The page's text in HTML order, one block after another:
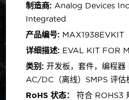
制造商: Analog Devices
Integrated
产品编号: MAX1938EVKIT
详细描述: EVAL KIT FOR
类别: 开发板，套件，编程
AC/DC（离线）SMPS 评估
RoHS 状态：
符合 ROHS3